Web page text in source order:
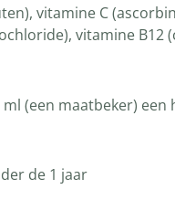
vitamine C
vitamine B12
(een maatbeker)
de 1 jaar